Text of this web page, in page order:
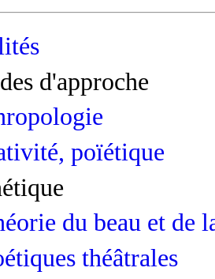
d'approche
poïétique
du beau et de
théâtrales